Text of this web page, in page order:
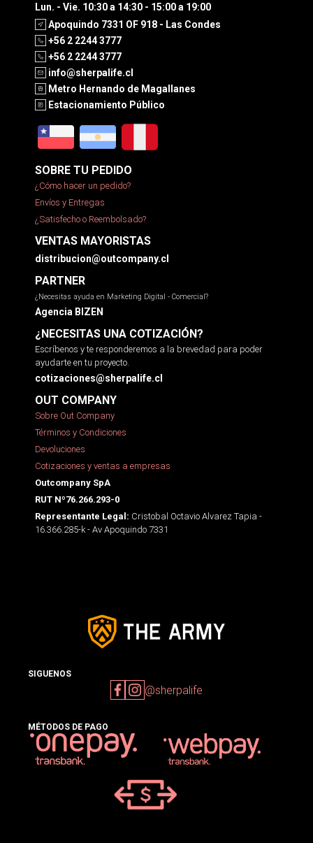
Lun. - Vie. 10:30 a 14:30 - 15:00 a 19:00
Apoquindo 7331 OF 918 - Las Condes
+56 2 2244 3777
+56 2 2244 3777
info@sherpalife.cl
Metro Hernando de Magallanes
Estacionamiento Público
SOBRE TU PEDIDO
¿Cómo hacer un pedido?
Envíos y Entregas
¿Satisfecho o Reembolsado?
VENTAS MAYORISTAS
distribucion@outcompany.cl
PARTNER
¿Necesitas ayuda en Marketing Digital - Comercial?
Agencia BIZEN
¿NECESITAS UNA COTIZACIÓN?
Escríbenos y te responderemos a la brevedad para poder
ayudarte en tu proyecto.
cotizaciones@sherpalife.cl
OUT COMPANY
Sobre Out Company
Términos y Condiciones
Devoluciones
Cotizaciones y ventas a empresas
Outcompany SpA
RUT Nº76.266.293-0
Representante Legal: Cristobal Octavio Alvarez Tapia -
16.366.285-k - Av Apoquindo 7331
SIGUENOS
@sherpalife
MÉTODOS DE PAGO